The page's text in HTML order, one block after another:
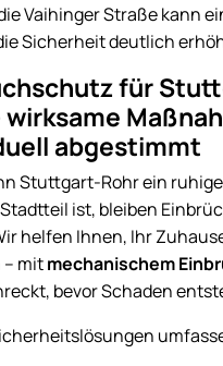
Vaihinger Straße kann
Sicherheit deutlich
für
wirksame
abgestimmt
Stuttgart-Rohr ein
ist, bleiben
helfen Ihnen, Ihr
mitmechanischem
bevor Schaden